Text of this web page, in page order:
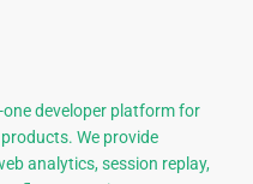
developer platform for
We provide
analytics, session replay,